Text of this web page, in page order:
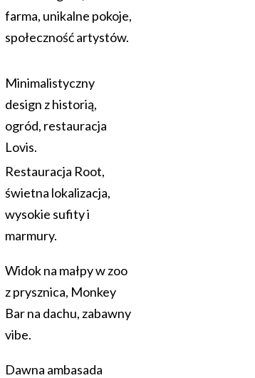
farma, unikalne pokoje,
społeczność artystów.
Minimalistyczny
design z historią,
ogród, restauracja
Lovis.
Restauracja Root,
świetna lokalizacja,
wysokie sufity i
marmury.
Widok na małpy w zoo
z prysznica, Monkey
Bar na dachu, zabawny
vibe.
Dawna ambasada